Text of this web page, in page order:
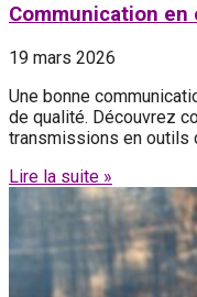
Communication en
19 mars 2026
Une bonne
de qualité. Découvrez
transmissions en outils
Lire la suite »